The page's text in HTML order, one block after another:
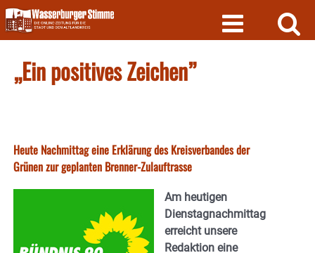
Skip
to
content
„Ein positives Zeichen”
Heute Nachmittag eine Erklärung des Kreisverbandes der
Grünen zur geplanten Brenner-Zulauftrasse
Am heutigen
Dienstagnachmittag
erreicht unsere
Redaktion eine